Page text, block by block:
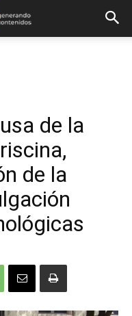
de la
de la